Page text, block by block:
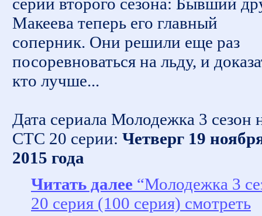
серии второго сезона: Бывший
Макеева теперь его главный
соперник. Они решили еще раз
посоревноваться на льду, и
кто лучше...
Дата сериала Молодежка 3 сезон
СТС 20 серии: Четверг 19
2015 года
Читать далее “Молодежка 3
20 серия (100 серия) смотреть